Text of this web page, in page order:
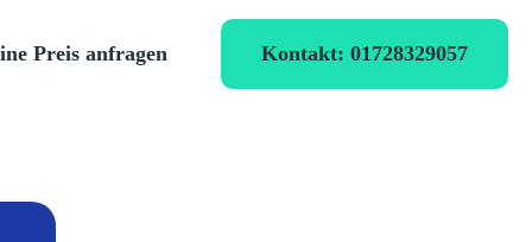
Preis anfragen Kontakt: 01728329057